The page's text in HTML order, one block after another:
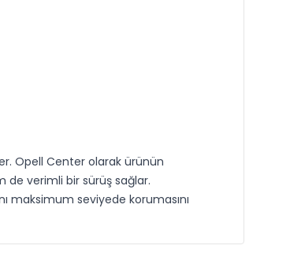
Opell Center olarak ürünün
de verimli bir sürüş sağlar.
maksimum seviyede korumasını